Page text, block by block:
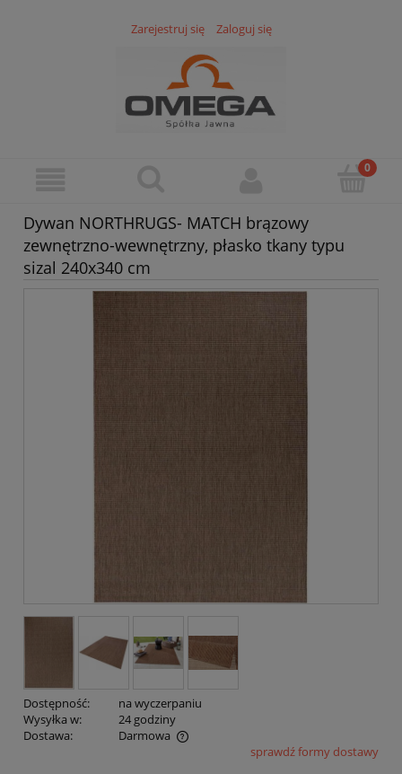
Zarejestruj się Zaloguj się
Dywan NORTHRUGS- MATCH brązowy
zewnętrzno-wewnętrzny, płasko tkany typu
sizal 240x340 cm
Dostępność:
na wyczerpaniu
Wysyłka w:
24 godziny
Dostawa:
Darmowa
Cena nie zawiera ewentualnych kosztów płatnościsprawdź formy dostawy